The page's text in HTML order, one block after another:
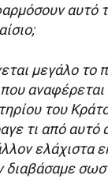
αυτό
μεγάλο το
αναφέρεται
του
τι από αυτό
ελάχιστα
διαβάσαμε